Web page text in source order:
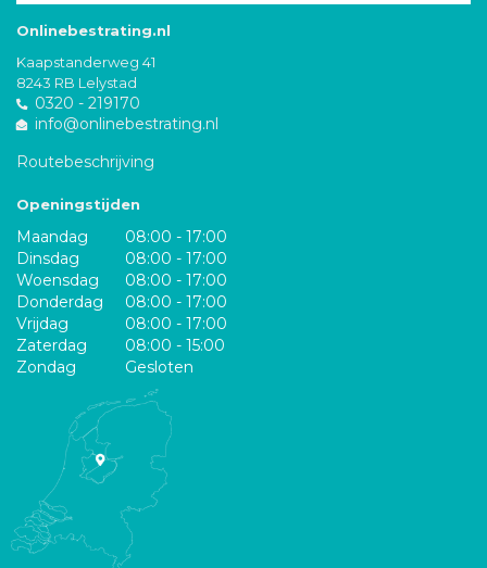
Onlinebestrating.nl
Kaapstanderweg 41
8243 RB Lelystad
0320 - 219170
info@onlinebestrating.nl
Routebeschrijving
Openingstijden
Maandag
08:00 - 17:00
Dinsdag
08:00 - 17:00
Woensdag
08:00 - 17:00
Donderdag
08:00 - 17:00
Vrijdag
08:00 - 17:00
Zaterdag
08:00 - 15:00
Zondag
Gesloten